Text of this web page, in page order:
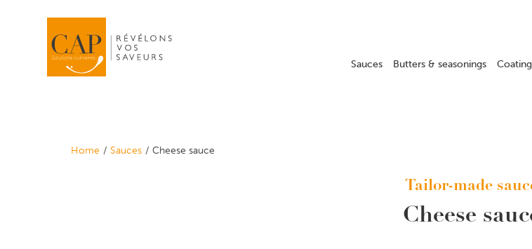
Sauces Butters & seasonings
Home Sauces Cheese sauce
Tailor-made
Cheese